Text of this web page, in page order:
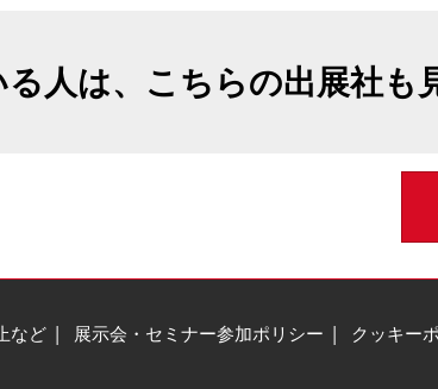
人は、こちらの出展社も
など 展示会・セミナー参加ポリシー クッキー